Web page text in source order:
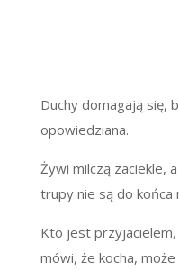
Duchy domagają się,
opowiedziana.
Żywi milczą zaciekle,
trupy nie są do
Kto jest
mówi, że kocha,